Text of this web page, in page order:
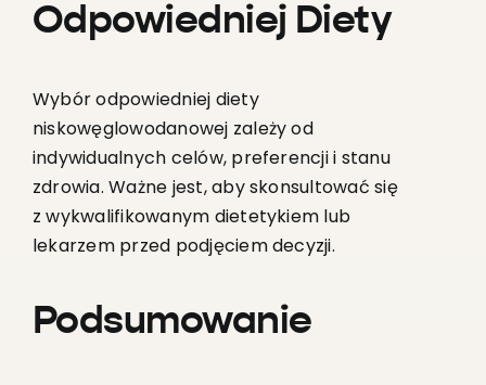
Odpowiedniej Diety
Wybór odpowiedniej diety
niskowęglowodanowej zależy od
indywidualnych celów, preferencji i stanu
zdrowia. Ważne jest, aby skonsultować się
z wykwalifikowanym dietetykiem lub
lekarzem przed podjęciem decyzji.
Podsumowanie